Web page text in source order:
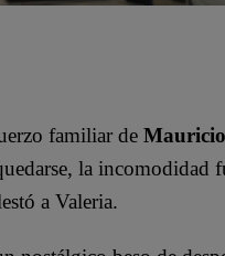
familiar de Mauricio
la incomodidad
a Valeria.